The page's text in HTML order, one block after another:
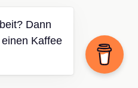
Dann
Kaffee